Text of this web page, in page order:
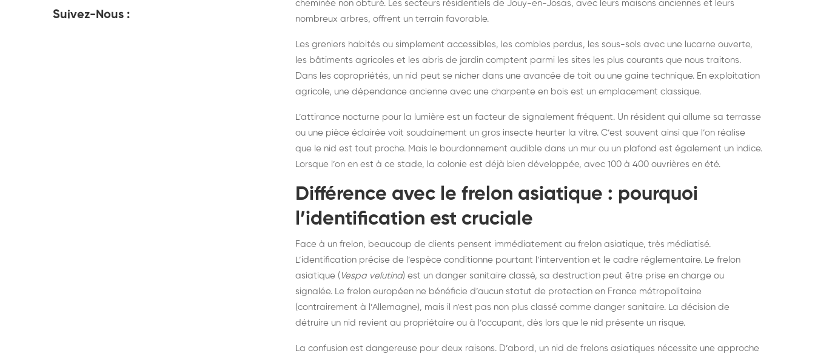
Suivez-Nous :
cheminée non obturé. Les secteurs résidentiels de Jouy-en-Josas, avec leurs maisons anciennes et leurs
nombreux arbres, offrent un terrain favorable.
Les greniers habités ou simplement accessibles, les combles perdus, les sous-sols avec une lucarne ouverte,
les bâtiments agricoles et les abris de jardin comptent parmi les sites les plus courants que nous traitons.
Dans les copropriétés, un nid peut se nicher dans une avancée de toit ou une gaine technique. En exploitation
agricole, une dépendance ancienne avec une charpente en bois est un emplacement classique.
L’attirance nocturne pour la lumière est un facteur de signalement fréquent. Un résident qui allume sa terrasse
ou une pièce éclairée voit soudainement un gros insecte heurter la vitre. C’est souvent ainsi que l’on réalise
que le nid est tout proche. Mais le bourdonnement audible dans un mur ou un plafond est également un indice.
Lorsque l’on en est à ce stade, la colonie est déjà bien développée, avec 100 à 400 ouvrières en été.
Différence avec le frelon asiatique : pourquoi
l’identification est cruciale
Face à un frelon, beaucoup de clients pensent immédiatement au frelon asiatique, très médiatisé.
L’identification précise de l’espèce conditionne pourtant l’intervention et le cadre réglementaire. Le frelon
asiatique ( Vespa velutina) est un danger sanitaire classé, sa destruction peut être prise en charge ou
signalée. Le frelon européen ne bénéficie d’aucun statut de protection en France métropolitaine
(contrairement à l’Allemagne), mais il n’est pas non plus classé comme danger sanitaire. La décision de
détruire un nid revient au propriétaire ou à l’occupant, dès lors que le nid présente un risque.
La confusion est dangereuse pour deux raisons. D’abord, un nid de frelons asiatiques nécessite une approche